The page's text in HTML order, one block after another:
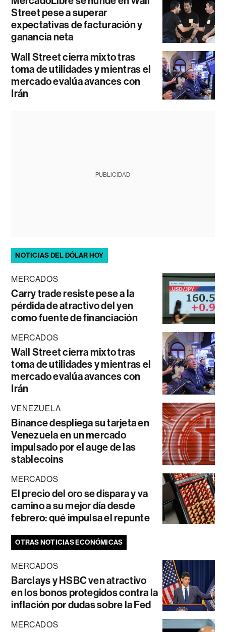
Street pese a superar
expectativas de facturación y
ganancia neta
Wall Street cierra mixto tras
toma de utilidades y mientras el
mercado evalúa avances con
Irán
PUBLICIDAD
NOTICIAS DEL DÓLAR HOY
MERCADOS
Carry trade resiste pese a la
pérdida de atractivo del yen
como fuente de financiación
MERCADOS
Wall Street cierra mixto tras
toma de utilidades y mientras el
mercado evalúa avances con
Irán
VENEZUELA
Binance despliega su tarjeta en
Venezuela en un mercado
impulsado por el auge de las
stablecoins
MERCADOS
El precio del oro se dispara y va
camino a su mejor día desde
febrero: qué impulsa el repunte
OTRAS NOTICIAS ECONÓMICAS
MERCADOS
Barclays y HSBC ven atractivo
en los bonos protegidos contra la
inflación por dudas sobre la Fed
MERCADOS